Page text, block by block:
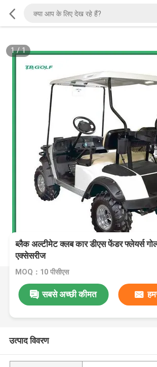
1/1
ब्लैक अल्टीमेट क्लब कार डीएस फेंडर फ्लेयर्स
एक्सेसरीज
MOQ：10 पीसीएस
सबसे अच्छी कीमत
उत्पाद विवरण